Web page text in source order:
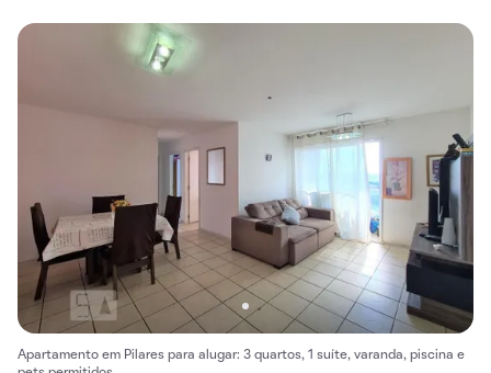
Apartamento em Pilares para alugar: 3 quartos, 1 suíte, varanda, piscina e